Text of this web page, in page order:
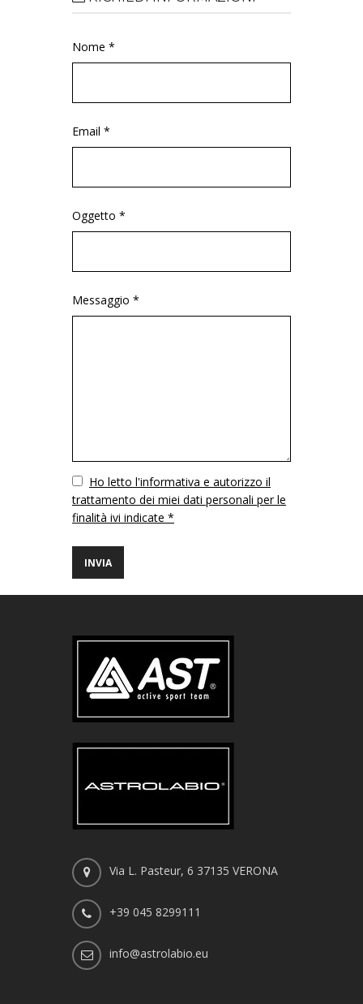
Nome *
Email *
Oggetto *
Messaggio *
VuotoHo letto l'informativa e autorizzo il
trattamento dei miei dati personali per le
finalità ivi indicate *
Via L. Pasteur, 6 37135 VERONA
+39 045 8299111
info@astrolabio.eu